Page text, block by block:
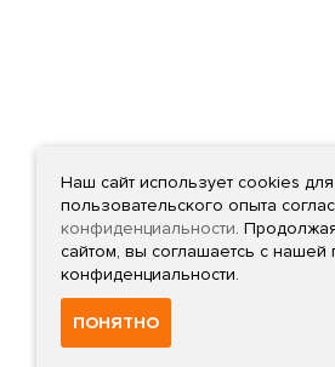
Наш сайт использует cookies
пользовательского опыта
конфиденциальности.
сайтом, вы соглашаетсь с нашей
конфиденциальности.
ПОНЯТНО